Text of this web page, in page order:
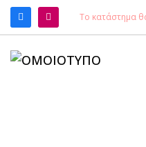
ΑΝΑΖΉΤΗΣΗ
Το κατάστημα